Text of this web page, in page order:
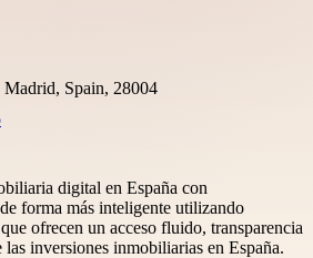
Spain, 28004
digital en España con
forma más inteligente utilizando
ofrecen un acceso fluido, transparencia
inversiones inmobiliarias en España.